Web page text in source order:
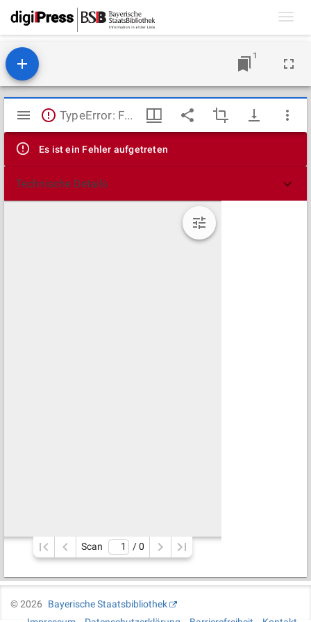
1
Mirador
Viewer
TypeError: Failed to fetch
Es ist ein Fehler aufgetreten
Technische Details
Scan / 0
©2026
Bayerische Staatsbibliothek